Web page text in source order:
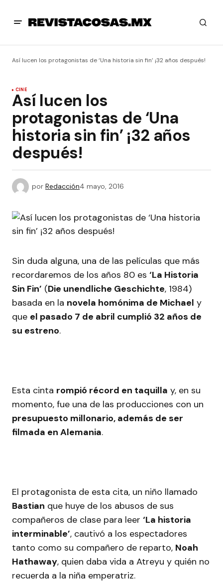
Así lucen los protagonistas de ‘Una historia sin fin’ ¡32 años después!
CINE
Así lucen los
protagonistas de ‘Una
historia sin fin’ ¡32 años
después!
por Redacción4 mayo, 2016
Sin duda alguna, una de las películas que más
recordaremos de los años 80 es ‘La Historia
Sin Fin’ (Die unendliche Geschichte, 1984)
basada en la novela homónima de Michael y
que el pasado 7 de abril cumplió 32 años de
su estreno.
Esta cinta rompió récord en taquilla y, en su
momento, fue una de las producciones con un
presupuesto millonario, además de ser
filmada en Alemania.
El protagonista de esta cita, un niño llamado
Bastian que huye de los abusos de sus
compañeros de clase para leer ‘La historia
interminable’, cautivó a los espectadores
tanto como su compañero de reparto, Noah
Hathaway, quien daba vida a Atreyu y quién no
recuerda a la niña emperatriz.